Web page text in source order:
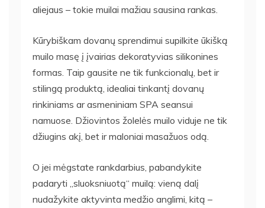
aliejaus – tokie muilai mažiau sausina rankas.
Kūrybiškam dovanų sprendimui supilkite ūkišką
muilo masę į įvairias dekoratyvias silikonines
formas. Taip gausite ne tik funkcionalų, bet ir
stilingą produktą, idealiai tinkantį dovanų
rinkiniams ar asmeniniam SPA seansui
namuose. Džiovintos žolelės muilo viduje ne tik
džiugins akį, bet ir maloniai masažuos odą.
O jei mėgstate rankdarbius, pabandykite
padaryti „sluoksniuotą“ muilą: vieną dalį
nudažykite aktyvinta medžio anglimi, kitą –